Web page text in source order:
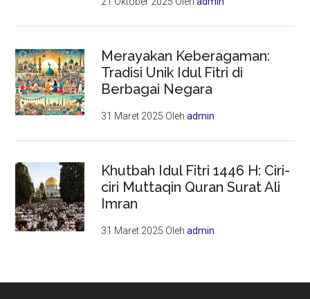
Merayakan Keberagaman:
Tradisi Unik Idul Fitri di
Berbagai Negara
31 Maret 2025 Olehadmin
Khutbah Idul Fitri 1446 H: Ciri-
ciri Muttaqin Quran Surat Ali
Imran
31 Maret 2025 Olehadmin